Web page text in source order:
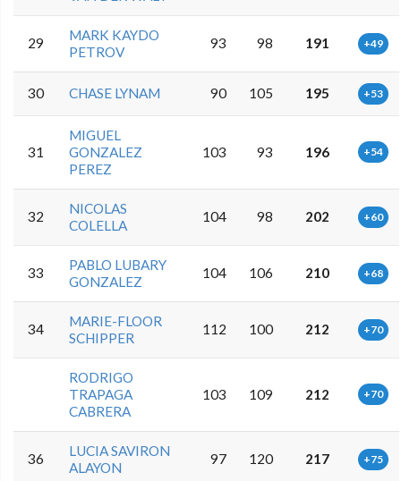
29
MARK KAYDO
PETROV
93 98 191 +49
30 CHASE LYNAM 90 105 195 +53
31
MIGUEL
GONZALEZ
PEREZ
103 93 196 +54
32
NICOLAS
COLELLA
104 98 202 +60
33
PABLO LUBARY
GONZALEZ
104 106 210 +68
34
MARIE-FLOOR
SCHIPPER
112 100 212 +70
RODRIGO
TRAPAGA
CABRERA
103 109 212 +70
36
LUCIA SAVIRON
ALAYON
97 120 217 +75